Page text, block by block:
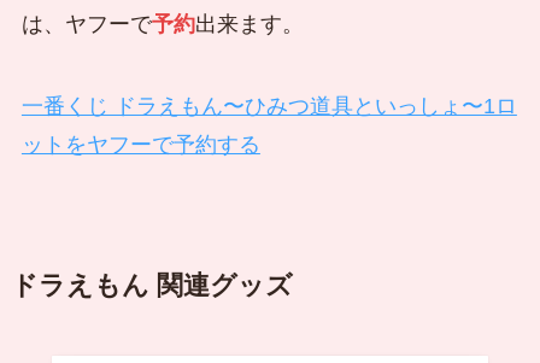
は、ヤフーで予約出来ます。
一番くじ ドラえもん〜ひみつ道具といっしょ〜1ロ
ットをヤフーで予約する
ドラえもん 関連グッズ